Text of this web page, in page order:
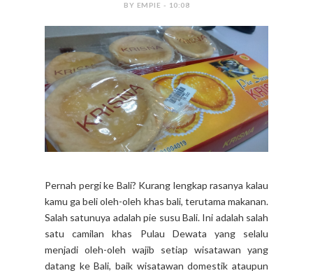
BY EMPIE - 10:08
Pernah pergi ke Bali? Kurang lengkap rasanya kalau
kamu ga beli oleh-oleh khas bali, terutama makanan.
Salah satunuya adalah pie susu Bali. Ini adalah salah
satu camilan khas Pulau Dewata yang selalu
menjadi oleh-oleh wajib setiap wisatawan yang
datang ke Bali, baik wisatawan domestik ataupun